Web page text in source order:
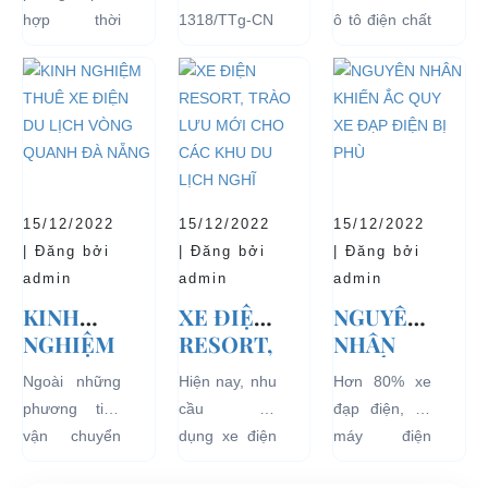
THỊNH
HÀNH VÀ
BÁN
CHẠY
NHẤT
HIỆN
hợp thời
dàng sử dụng
mà thân thiện
với môi
trường, đặc
những ưu...
ĐỒNG Ý
ĐIỂM XE
ĐIỆN 04
BÁNH
CHỞ
KHÁCH
TẠI CÁC
KHU VỰC
HẠN
CHẾ
1318/TTg-CN
27/09/2018,
Thủ tướng
Chính phủ đã
đồng ý việc
thí điểm việc
chạy bằng
điện...
TĂNG
TUỔI
THỌ
CHO XE
ô tô điện chất
ngay từ đầu
sẽ mang lại
hiệu quả sử
dụng lâu dài
15/12/2022
| Đăng bởi
admin
KINH
NGHIỆM
THUÊ XE
ĐIỆN DU
LỊCH
VÒNG
Ngoài những
phương tiện
vận chuyển
15/12/2022
| Đăng bởi
admin
XE ĐIỆN
RESORT,
TRÀO
LƯU MỚI
CHO
CÁC KHU
Hiện nay, nhu
cầu sử
dụng xe điện
15/12/2022
| Đăng bởi
admin
NGUYÊN
NHÂN
KHIẾN
ẮC QUY
XE ĐẠP
ĐIỆN BỊ
Hơn 80% xe
đạp điện, xe
máy điện